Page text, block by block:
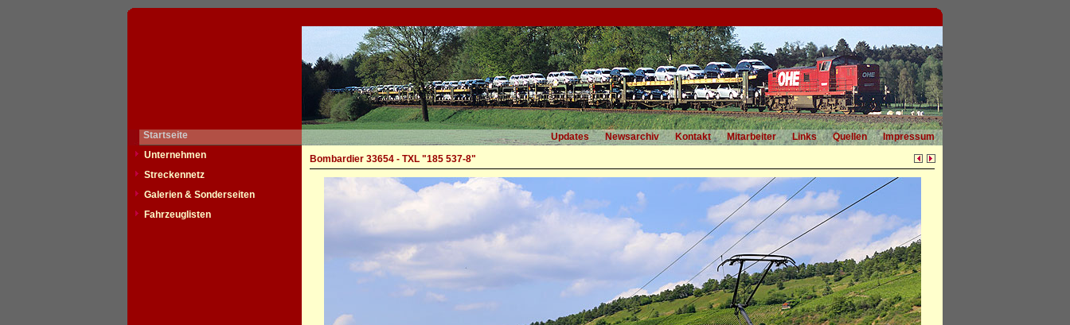
Startseite Updates Newsarchiv Kontakt Mitarbeiter Links Quellen
Impressum
Unternehmen
Streckennetz
Galerien & Sonderseiten
Fahrzeuglisten
Bombardier 33654 - TXL "185 537-8"